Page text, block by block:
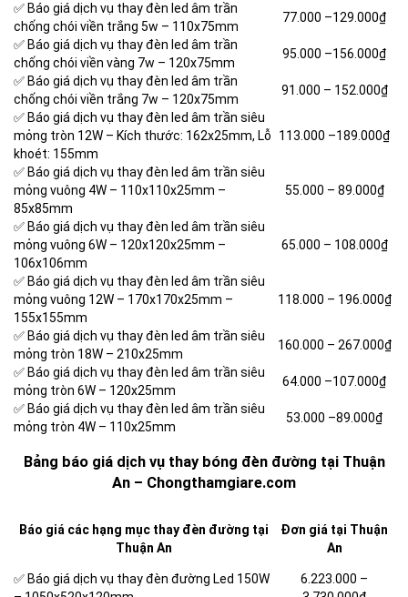
✅ Báo giá dịch vụ thay đèn led âm trần
chống chói viền trắng 5w – 110x75mm
77.000 –129.000₫
✅ Báo giá dịch vụ thay đèn led âm trần
chống chói viền vàng 7w – 120x75mm
95.000 –156.000₫
✅ Báo giá dịch vụ thay đèn led âm trần
chống chói viền trắng 7w – 120x75mm
91.000 – 152.000₫
✅ Báo giá dịch vụ thay đèn led âm trần siêu
mỏng tròn 12W – Kích thước: 162x25mm, Lỗ
khoét: 155mm
113.000 –189.000₫
✅ Báo giá dịch vụ thay đèn led âm trần siêu
mỏng vuông 4W – 110x110x25mm –
85x85mm
55.000 – 89.000₫
✅ Báo giá dịch vụ thay đèn led âm trần siêu
mỏng vuông 6W – 120x120x25mm –
106x106mm
65.000 – 108.000₫
✅ Báo giá dịch vụ thay đèn led âm trần siêu
mỏng vuông 12W – 170x170x25mm –
155x155mm
118.000 – 196.000₫
✅ Báo giá dịch vụ thay đèn led âm trần siêu
mỏng tròn 18W – 210x25mm
160.000 – 267.000₫
✅ Báo giá dịch vụ thay đèn led âm trần siêu
mỏng tròn 6W – 120x25mm
64.000 –107.000₫
✅ Báo giá dịch vụ thay đèn led âm trần siêu
mỏng tròn 4W – 110x25mm
53.000 –89.000₫
Bảng báo giá dịch vụ thay bóng đèn đường tại Thuận
An – Chongthamgiare.com
Báo giá các hạng mục thay đèn đường tại
Thuận An
Đơn giá tại Thuận
An
✅ Báo giá dịch vụ thay đèn đường Led 150W
6.223.000 –